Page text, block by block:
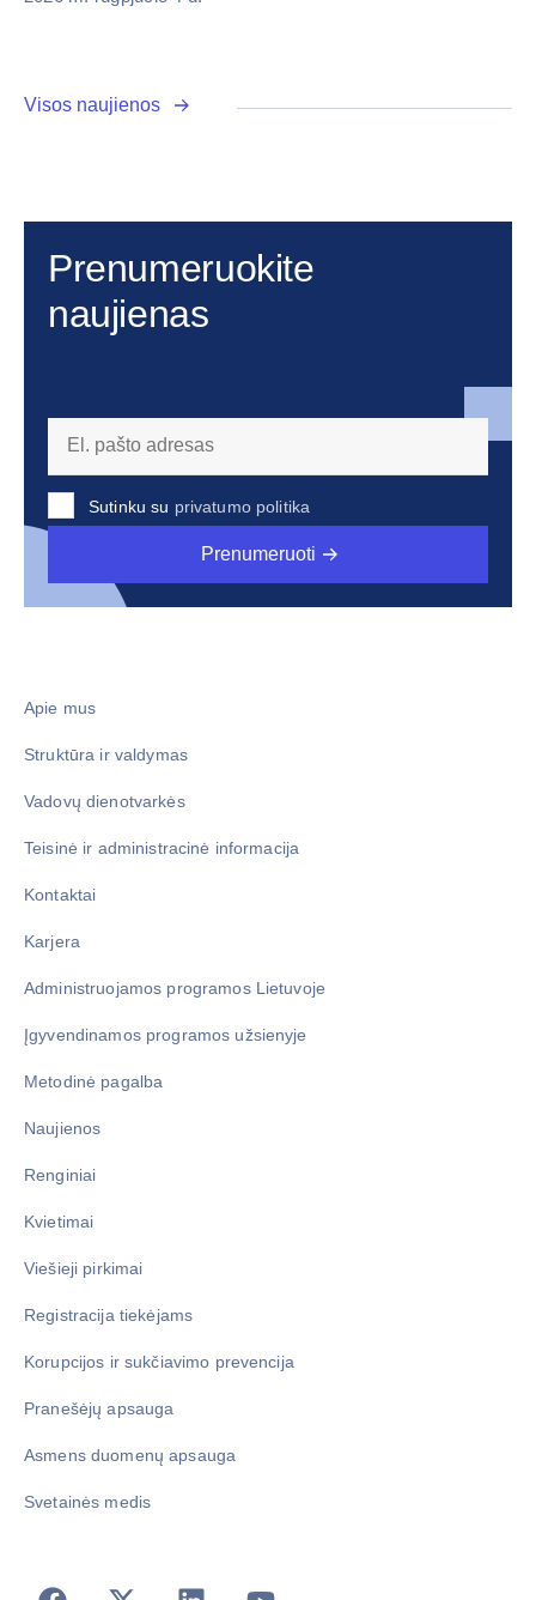
Prenumeruokite
naujienas
Sutinku suprivatumo politika
Prenumeruoti
Struktūra ir valdymas
Vadovų dienotvarkės
Teisinė ir administracinė informacija
Kontaktai
Karjera
Administruojamos programos Lietuvoje
Įgyvendinamos programos užsienyje
Metodinė pagalba
Naujienos
Renginiai
Kvietimai
Viešieji pirkimai
Registracija tiekėjams
Korupcijos ir sukčiavimo prevencija
Pranešėjų apsauga
Asmens duomenų apsauga
Svetainės medis